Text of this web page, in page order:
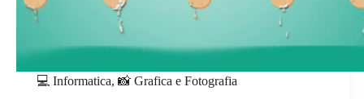
💻 Informatica, 📸 Grafica e Fotografia